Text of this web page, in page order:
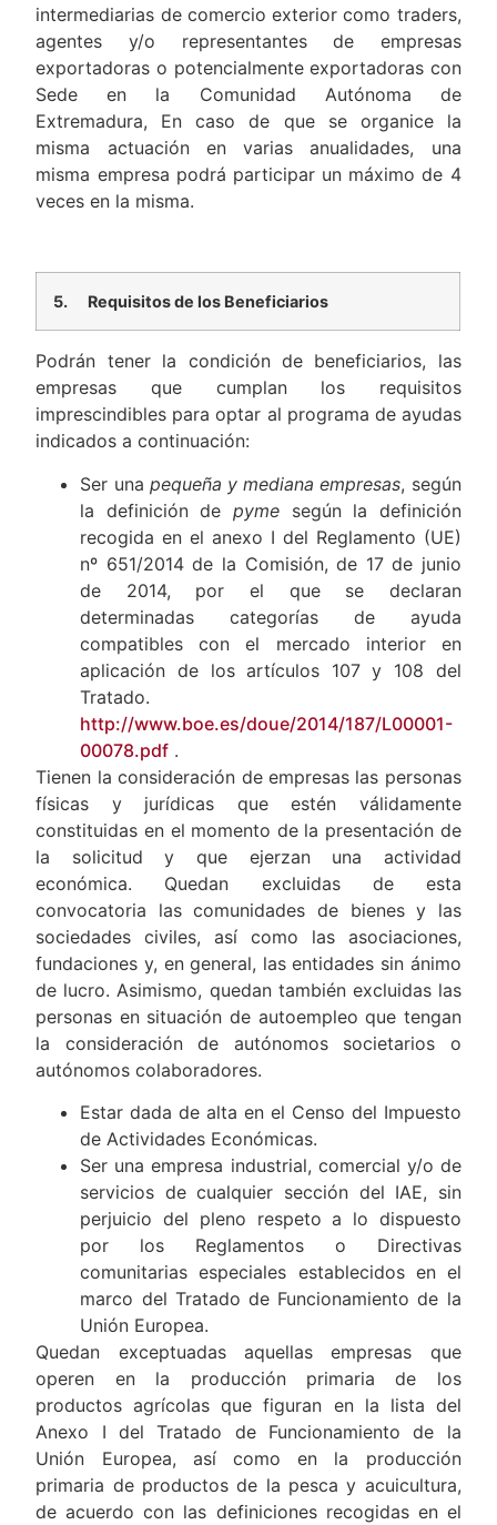
intermediarias de comercio exterior como traders,
agentes y/o representantes de empresas
exportadoras o potencialmente exportadoras con
Sede en la Comunidad Autónoma de
Extremadura, En caso de que se organice la
misma actuación en varias anualidades, una
misma empresa podrá participar un máximo de 4
veces en la misma.
5. Requisitos de los Beneficiarios
Podrán tener la condición de beneficiarios, las
empresas que cumplan los requisitos
imprescindibles para optar al programa de ayudas
indicados a continuación:
Ser una pequeña y mediana empresas, según
la definición de pyme según la definición
recogida en el anexo I del Reglamento (UE)
nº 651/2014 de la Comisión, de 17 de junio
de 2014, por el que se declaran
determinadas categorías de ayuda
compatibles con el mercado interior en
aplicación de los artículos 107 y 108 del
Tratado.
http://www.boe.es/doue/2014/187/L00001-
00078.pdf .
Tienen la consideración de empresas las personas
físicas y jurídicas que estén válidamente
constituidas en el momento de la presentación de
la solicitud y que ejerzan una actividad
económica. Quedan excluidas de esta
convocatoria las comunidades de bienes y las
sociedades civiles, así como las asociaciones,
fundaciones y, en general, las entidades sin ánimo
de lucro. Asimismo, quedan también excluidas las
personas en situación de autoempleo que tengan
la consideración de autónomos societarios o
autónomos colaboradores.
Estar dada de alta en el Censo del Impuesto
de Actividades Económicas.
Ser una empresa industrial, comercial y/o de
servicios de cualquier sección del IAE, sin
perjuicio del pleno respeto a lo dispuesto
por los Reglamentos o Directivas
comunitarias especiales establecidos en el
marco del Tratado de Funcionamiento de la
Unión Europea.
Quedan exceptuadas aquellas empresas que
operen en la producción primaria de los
productos agrícolas que figuran en la lista del
Anexo I del Tratado de Funcionamiento de la
Unión Europea, así como en la producción
primaria de productos de la pesca y acuicultura,
de acuerdo con las definiciones recogidas en el